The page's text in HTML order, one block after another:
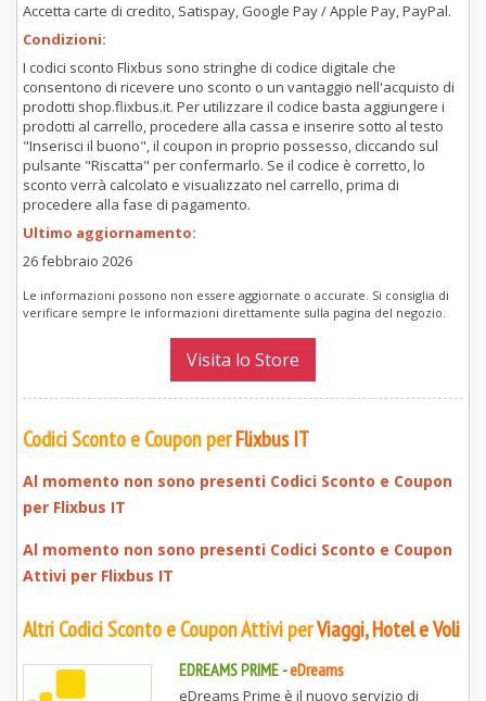
Accetta carte di credito, Satispay, Google Pay / Apple Pay, PayPal.
Condizioni:
I codici sconto Flixbus sono stringhe di codice digitale che
consentono di ricevere uno sconto o un vantaggio nell'acquisto di
prodotti shop.flixbus.it. Per utilizzare il codice basta aggiungere i
prodotti al carrello, procedere alla cassa e inserire sotto al testo
"Inserisci il buono", il coupon in proprio possesso, cliccando sul
pulsante "Riscatta" per confermarlo. Se il codice è corretto, lo
sconto verrà calcolato e visualizzato nel carrello, prima di
procedere alla fase di pagamento.
Ultimo aggiornamento:
26 febbraio 2026
Le informazioni possono non essere aggiornate o accurate. Si consiglia di
verificare sempre le informazioni direttamente sulla pagina del negozio.
Visita lo Store
Codici Sconto e Coupon perFlixbus IT
Al momento non sono presenti Codici Sconto e Coupon
per Flixbus IT
Al momento non sono presenti Codici Sconto e Coupon
Attivi per Flixbus IT
Altri Codici Sconto e Coupon Attivi perViaggi, Hotel e Voli
EDREAMS PRIME-eDreams
eDreams Prime è il nuovo servizio di